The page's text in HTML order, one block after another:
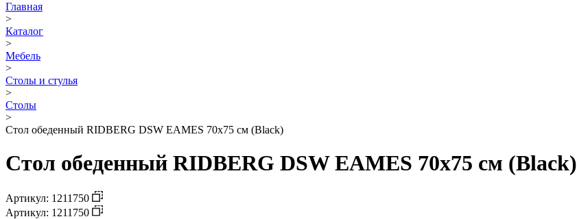
Главная
>
Каталог
>
Мебель
>
Столы и стулья
>
Столы
>
Стол обеденный RIDBERG DSW EAMES 70x75 см (Black)
Стол обеденный RIDBERG DSW EAMES 70x75 см (Black)
Артикул: 1211750
Артикул: 1211750